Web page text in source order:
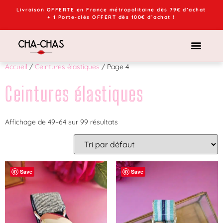
Livraison OFFERTE en France métropolitaine dès 79€ d’achat
+ 1 Porte-clés OFFERT dès 100€ d’achat !
Accueil / Ceintures élastiques / Page 4
Ceintures élastiques
Affichage de 49–64 sur 99 résultats
Save Save